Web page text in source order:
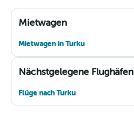
Mietwagen
Mietwagen in Turku
Nächstgelegene Flughäfen
Flüge nach Turku